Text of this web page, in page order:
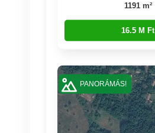
1191 m²
16.5 M Ft
PANORÁMÁS!